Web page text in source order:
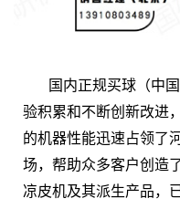
国内正规买球（中
验积累和不断创新改进
的机器性能迅速占领了
场，帮助众多客户创造
凉皮机及其派生产品，